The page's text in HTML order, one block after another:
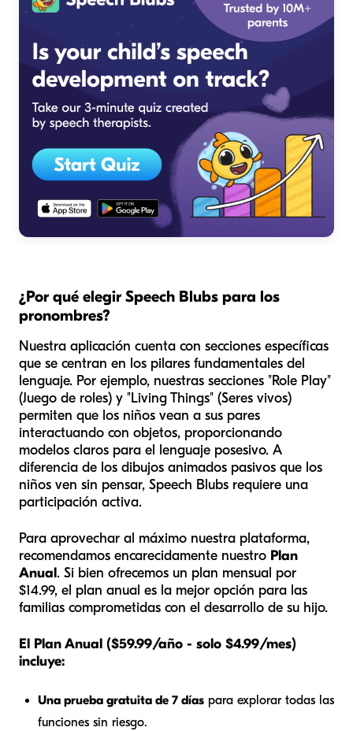
¿Por qué elegir Speech Blubs para los
pronombres?
Nuestra aplicación cuenta con secciones específicas
que se centran en los pilares fundamentales del
lenguaje. Por ejemplo, nuestras secciones "Role Play"
(Juego de roles) y "Living Things" (Seres vivos)
permiten que los niños vean a sus pares
interactuando con objetos, proporcionando
modelos claros para el lenguaje posesivo. A
diferencia de los dibujos animados pasivos que los
niños ven sin pensar, Speech Blubs requiere una
participación activa.
Para aprovechar al máximo nuestra plataforma,
recomendamos encarecidamente nuestro Plan
Anual. Si bien ofrecemos un plan mensual por
$14.99, el plan anual es la mejor opción para las
familias comprometidas con el desarrollo de su hijo.
El Plan Anual ($59.99/año - solo $4.99/mes)
incluye:
Una prueba gratuita de 7 días para explorar todas las
funciones sin riesgo.